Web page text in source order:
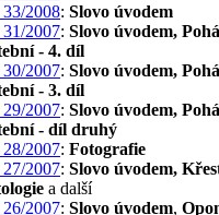
2008: Slovo úvodem
2007: Slovo úvodem,
- 4. díl
2007: Slovo úvodem,
- 3. díl
2007: Slovo úvodem,
- díl druhý
2007: Fotografie
2007: Slovo úvodem,
a další
2007: Slovo úvodem,